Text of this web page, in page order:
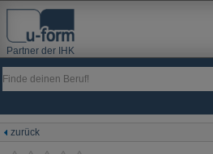
Partner der IHK
zurück